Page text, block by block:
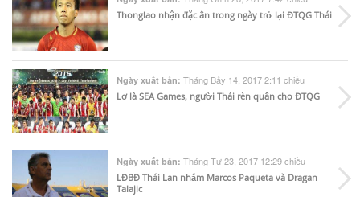
Thonglao nhận đặc ân trong ngày trở lại ĐTQG Thái
Ngày xuất bản: Tháng Bảy 14, 2017 2:11 chiều
Lơ là SEA Games, người Thái rèn quân cho ĐTQG
Ngày xuất bản: Tháng Tư 23, 2017 12:29 chiều
LĐBĐ Thái Lan nhắm Marcos Paqueta và Dragan
Talajic